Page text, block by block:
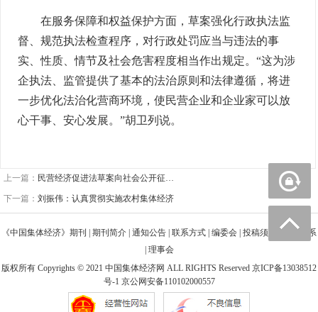
在服务保障和权益保护方面，草案强化行政执法监
督、规范执法检查程序，对行政处罚应当与违法的事
实、性质、情节及社会危害程度相当作出规定。“这为涉
企执法、监管提供了基本的法治原则和法律遵循，将进
一步优化法治化营商环境，使民营企业和企业家可以放
心干事、安心发展。”胡卫列说。
上一篇： 民营经济促进法草案向社会公开征…
下一篇：刘振伟：认真贯彻实施农村集体经济
《中国集体经济》期刊 期刊简介 通知公告 联系方式 编委会 投稿须知
广告联系
理事会
版权所有 Copyrights © 2021 中国集体经济网 ALL RIGHTS Reserved 京ICP备13038512
号-1 京公网安备110102000557